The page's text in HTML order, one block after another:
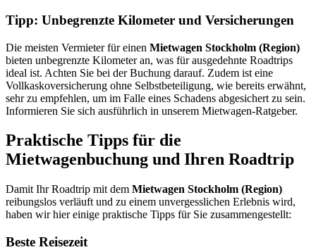
Tipp: Unbegrenzte Kilometer und Versicherungen
Die meisten Vermieter für einen Mietwagen Stockholm (Region)
bieten unbegrenzte Kilometer an, was für ausgedehnte Roadtrips
ideal ist. Achten Sie bei der Buchung darauf. Zudem ist eine
Vollkaskoversicherung ohne Selbstbeteiligung, wie bereits erwähnt,
sehr zu empfehlen, um im Falle eines Schadens abgesichert zu sein.
Informieren Sie sich ausführlich in unserem Mietwagen-Ratgeber.
Praktische Tipps für die
Mietwagenbuchung und Ihren Roadtrip
Damit Ihr Roadtrip mit dem Mietwagen Stockholm (Region)
reibungslos verläuft und zu einem unvergesslichen Erlebnis wird,
haben wir hier einige praktische Tipps für Sie zusammengestellt:
Beste Reisezeit